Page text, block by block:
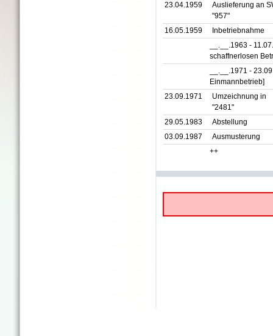
23.04.1959
Auslieferung an
"957"
16.05.1959
Inbetriebnahme
__.__.1963 -
schaffnerlosen
__.__.1971 -
Einmannbetrieb]
23.09.1971
Umzeichnung in
"2481"
29.05.1983
Abstellung
03.09.1987
Ausmusterung
++